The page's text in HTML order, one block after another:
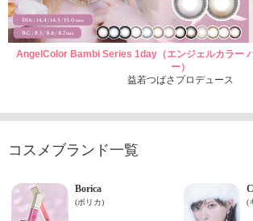
AngelColor Bambi Series 1day（エンジェルカラー
ー）
益若つばさプロデュース
コスメブランド一覧